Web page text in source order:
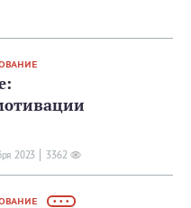
2023 3362
• • •